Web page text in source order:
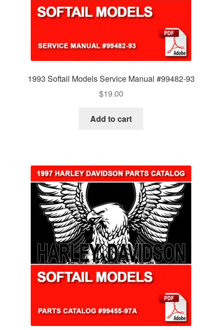
1993 Softail Models Service Manual #99482-93
$19.00
Add to cart